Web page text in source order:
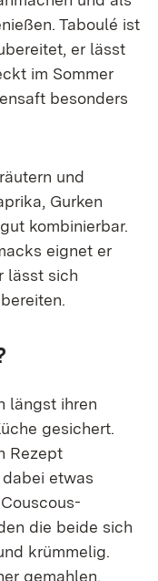
Taboulé ist
er lässt
im Sommer
besonders
und
Gurken
kombinierbar.
eignet er
lässt sich
längst ihren
gesichert.
Rezept
etwas
die beide sich
krümmelig.
gemahlen,